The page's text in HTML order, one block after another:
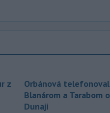
z
Orbánová
Blanárom a Tarabom
Dunaji